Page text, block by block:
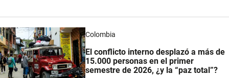
Colombia
El conflicto interno desplazó a más de
15.000 personas en el primer
semestre de 2026, ¿y la “paz total”?